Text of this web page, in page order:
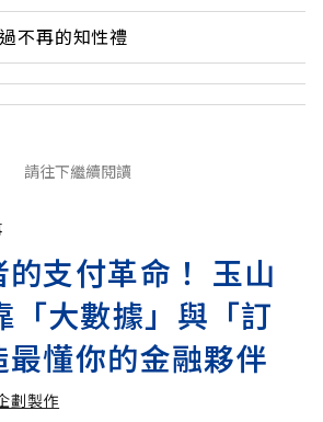
不再的知性禮
請往下繼續閱讀
支付革命！ 玉山
大數據」與「訂
懂你的金融夥伴
劃製作